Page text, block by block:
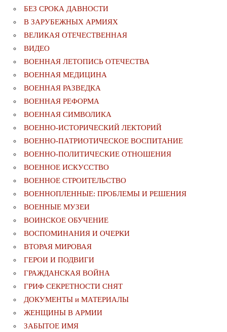
БЕЗ СРОКА ДАВНОСТИ
В ЗАРУБЕЖНЫХ АРМИЯХ
ВЕЛИКАЯ ОТЕЧЕСТВЕННАЯ
ВИДЕО
ВОЕННАЯ ЛЕТОПИСЬ ОТЕЧЕСТВА
ВОЕННАЯ МЕДИЦИНА
ВОЕННАЯ РАЗВЕДКА
ВОЕННАЯ РЕФОРМА
ВОЕННАЯ СИМВОЛИКА
ВОЕННО-ИСТОРИЧЕСКИЙ ЛЕКТОРИЙ
ВОЕННО-ПАТРИОТИЧЕСКОЕ ВОСПИТАНИЕ
ВОЕННО-ПОЛИТИЧЕСКИE ОТНОШЕНИЯ
ВОЕННОЕ ИСКУССТВО
ВОЕННОЕ СТРОИТЕЛЬСТВО
ВОЕННОПЛЕННЫЕ: ПРОБЛЕМЫ И РЕШЕНИЯ
ВОЕННЫЕ МУЗЕИ
ВОИНСКОЕ ОБУЧЕНИЕ
ВОСПОМИНАНИЯ И ОЧЕРКИ
ВТОРАЯ МИРОВАЯ
ГЕРОИ И ПОДВИГИ
ГРАЖДАНСКАЯ ВОЙНА
ГРИФ СЕКРЕТНОСТИ СНЯТ
ДОКУМЕНТЫ и МАТЕРИАЛЫ
ЖЕНЩИНЫ В АРМИИ
ЗАБЫТОЕ ИМЯ